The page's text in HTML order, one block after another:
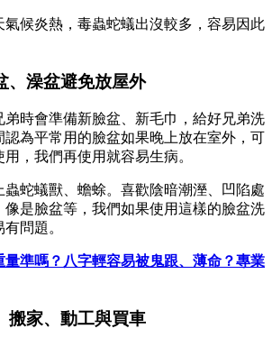
氣候炎熱，毒蟲蛇蟻出沒較多，容易因此
、澡盆避免放屋外
弟時會準備新臉盆、新毛巾，給好兄弟洗
為平常用的臉盆如果晚上放在室外，可
，我們再使用就容易生病。
蟲蛇蟻獸、蟾蜍。喜歡陰暗潮溼、凹陷處
像是臉盆等，我們如果使用這樣的臉盆洗
問題。
量準嗎？八字輕容易被鬼跟、薄命？專業
搬家、動工與買車